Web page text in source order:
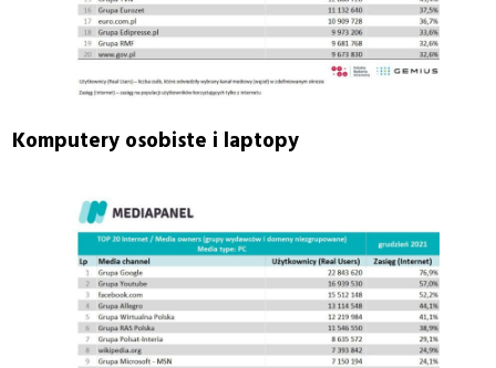
Komputery osobiste i laptopy